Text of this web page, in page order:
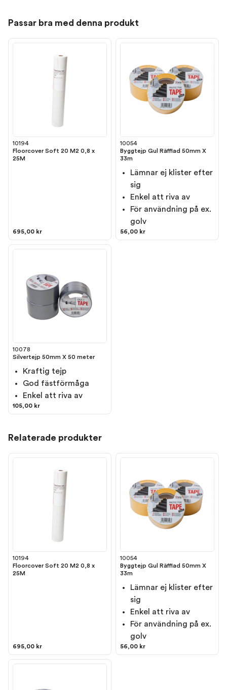
Passar bra med denna produkt
10194
Floorcover Soft 20 M2 0,8 x
25M
695,00 kr
10054
Byggtejp Gul Räfflad 50mm X
33m
Lämnar ej klister efter
sig
Enkel att riva av
För användning på ex.
golv
56,00 kr
10078
Silvertejp 50mm X 50 meter
Kraftig tejp
God fästförmåga
Enkel att riva av
105,00 kr
Relaterade produkter
10194
Floorcover Soft 20 M2 0,8 x
25M
695,00 kr
10054
Byggtejp Gul Räfflad 50mm X
33m
Lämnar ej klister efter
sig
Enkel att riva av
För användning på ex.
golv
56,00 kr